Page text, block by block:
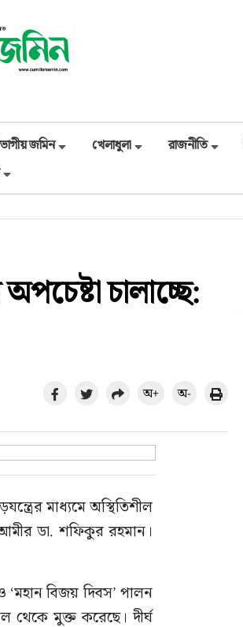
জমিন খেলাধুলা রাজনীতি
চালাচ্ছে:
অ+ অ-
মাধ্যমে অস্থিতিশীল
আমীর ডা. শফিকুর রহমান।
বিজয় দিবস’ পালন
থেকে মুক্ত করেছে। দীর্ঘ